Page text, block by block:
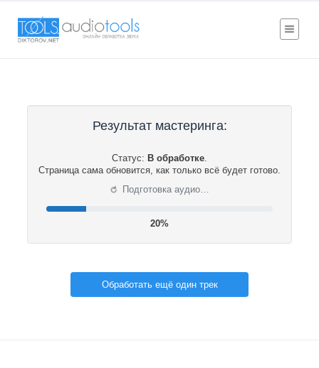
Результат мастеринга:
Статус: В обработке.
Страница сама обновится, как только всё будет готово.
⟳ Подготовка аудио…
20%
Обработать ещё один трек